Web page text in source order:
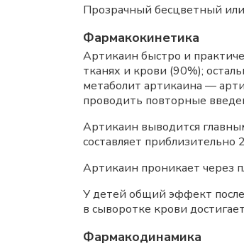
Прозрачный бесцветный
Фармакокинетика
Артикаин быстро и
тканях и крови (90%);
метаболит артикаина —
проводить повторные
Артикаин выводится
составляет приблизительно
Артикаин проникает через
У детей общий эффект
в сыворотке крови
Фармакодинамика